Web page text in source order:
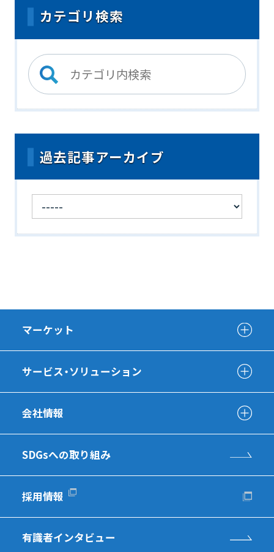
カテゴリ検索
過去記事アーカイブ
マーケット
サービス・ソリューション
会社情報
SDGsへの取り組み
採用情報
有識者インタビュー